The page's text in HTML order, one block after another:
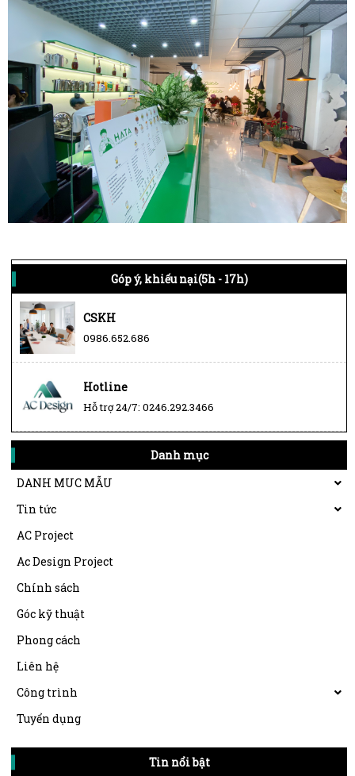
Góp ý, khiếu nại(5h - 17h)
CSKH
0986.652.686
Hotline
Hỗ trợ 24/7: 0246.292.3466
Danh mục
DANH MUC MẪU
Tin tức
AC Project
Ac Design Project
Chính sách
Góc kỹ thuật
Phong cách
Liên hệ
Công trình
Tuyển dụng
Tin nổi bật